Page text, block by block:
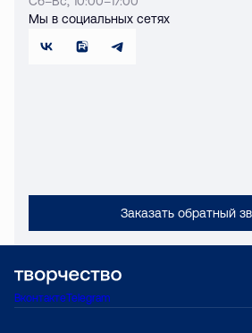
Мы в социальных сетях
Заказать обратный
ВконтактеTelegram